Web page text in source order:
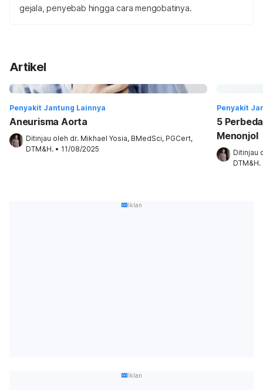
gejala, penyebab hingga cara mengobatinya.
Artikel
Penyakit Jantung Lainnya
Aneurisma Aorta
Ditinjau oleh dr. Mikhael Yosia, BMedSci, PGCert,
DTM&H. • 11/08/2025
Penyakit
5
Menonjol
Ditinjau
DTM&H.
Iklan
Iklan